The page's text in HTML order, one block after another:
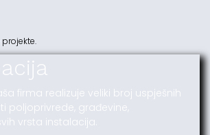
firma realizuje veliki broj uspješnih
poljoprivrede, građevine,
vrsta instalacija.